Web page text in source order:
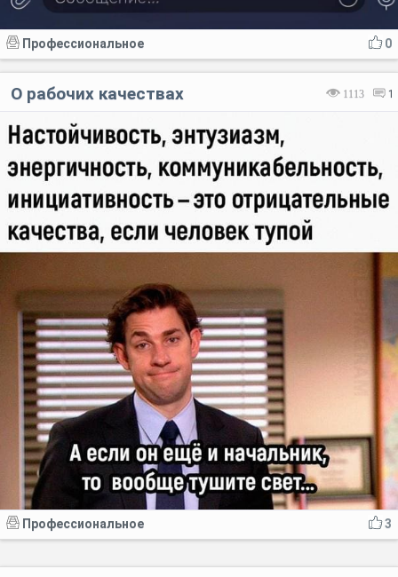
0
Профессиональное
1113 1
О рабочих качествах
3
Профессиональное